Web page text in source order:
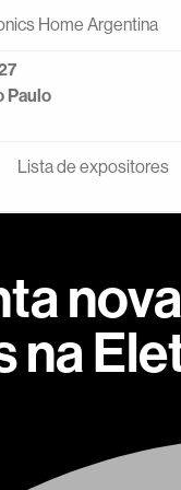
Home Argentina
Paulo
Lista de expositores